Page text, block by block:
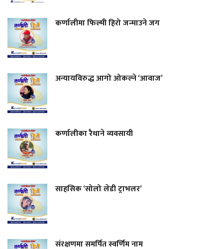
कर्णालीमा फिल्मी हिरो जन्माउने जग
अन्यायविरुद्ध आगो ओकल्ने ‘आवाज’
कर्णालीका रैथाने व्यवसायी
साहसिक ‘सोलो लेडी ट्राभलर’
संरक्षणमा समर्पित स्वर्णिम नाम